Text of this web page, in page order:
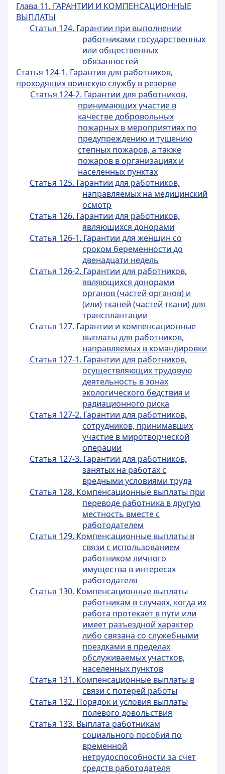
Глава 11. ГАРАНТИИ И КОМПЕНСАЦИОННЫЕ
ВЫПЛАТЫ
Статья 124. Гарантии при выполнении
работниками государственных
или общественных
обязанностей
Статья 124-1. Гарантия для работников,
проходящих воинскую службу в резерве
Статья 124-2. Гарантии для работников,
принимающих участие в
качестве добровольных
пожарных в мероприятиях по
предупреждению и тушению
степных пожаров, а также
пожаров в организациях и
населенных пунктах
Статья 125. Гарантии для работников,
направляемых на медицинский
осмотр
Статья 126. Гарантии для работников,
являющихся донорами
Статья 126-1. Гарантии для женщин со
сроком беременности до
двенадцати недель
Статья 126-2. Гарантии для работников,
являющихся донорами
органов (частей органов) и
(или) тканей (частей ткани) для
трансплантации
Статья 127. Гарантии и компенсационные
выплаты для работников,
направляемых в командировки
Статья 127-1. Гарантии для работников,
осуществляющих трудовую
деятельность в зонах
экологического бедствия и
радиационного риска
Статья 127-2. Гарантии для работников,
сотрудников, принимавших
участие в миротворческой
операции
Статья 127-3. Гарантии для работников,
занятых на работах с
вредными условиями труда
Статья 128. Компенсационные выплаты при
переводе работника в другую
местность вместе с
работодателем
Статья 129. Компенсационные выплаты в
связи с использованием
работником личного
имущества в интересах
работодателя
Статья 130. Компенсационные выплаты
работникам в случаях, когда их
работа протекает в пути или
имеет разъездной характер
либо связана со служебными
поездками в пределах
обслуживаемых участков,
населенных пунктов
Статья 131. Компенсационные выплаты в
связи с потерей работы
Статья 132. Порядок и условия выплаты
полевого довольствия
Статья 133. Выплата работникам
социального пособия по
временной
нетрудоспособности за счет
средств работодателя